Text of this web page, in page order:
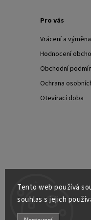
Tento web používá
souhlas s jejich
Pro vás
Vrácení a
Hodnocení
Obchodní
Ochrana
Otevírací doba